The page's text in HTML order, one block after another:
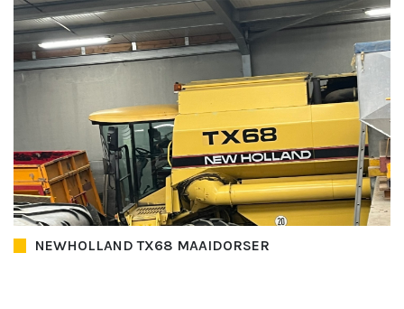
NEWHOLLAND TX68 MAAIDORSER